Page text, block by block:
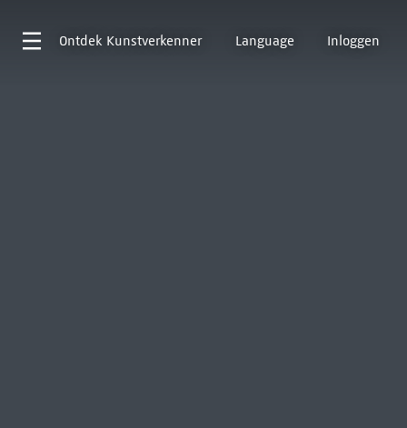
Ontdek Kunstverkenner Language Inloggen